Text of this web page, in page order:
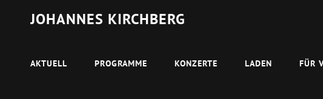
JOHANNES KIRCHBERG
AKTUELL PROGRAMME KONZERTE LADEN FÜR